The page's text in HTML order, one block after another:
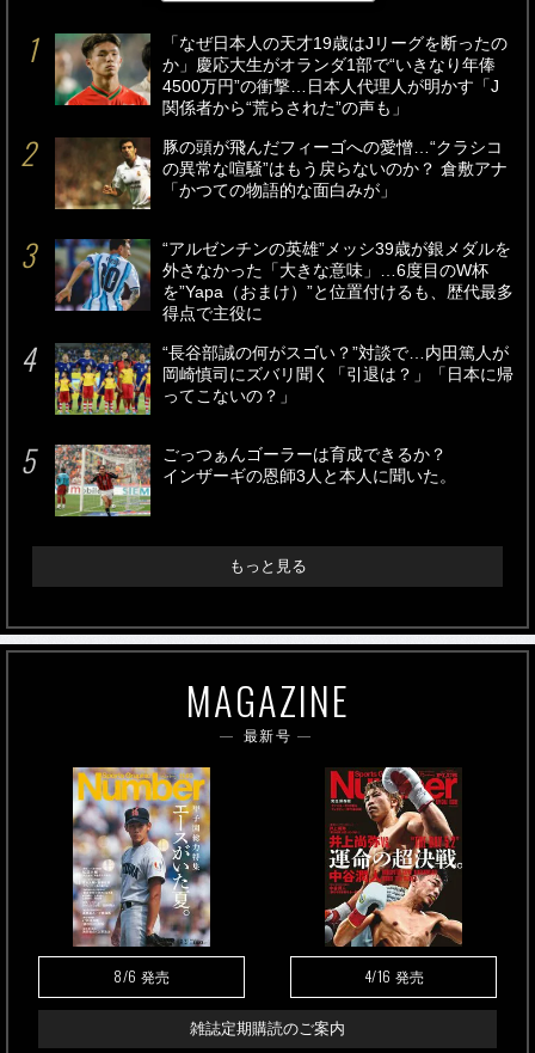
「なぜ日本人の天才19歳はJリーグを断ったの
か」慶応大生がオランダ1部で“いきなり年俸
4500万円”の衝撃…日本人代理人が明かす「J
関係者から“荒らされた”の声も」
豚の頭が飛んだフィーゴへの愛憎…“クラシコ
の異常な喧騒”はもう戻らないのか？ 倉敷アナ
「かつての物語的な面白みが」
“アルゼンチンの英雄”メッシ39歳が銀メダルを
外さなかった「大きな意味」…6度目のW杯
を”Yapa（おまけ）”と位置付けるも、歴代最多
得点で主役に
“長谷部誠の何がスゴい？”対談で…内田篤人が
岡崎慎司にズバリ聞く「引退は？」「日本に帰
ってこないの？」
ごっつぁんゴーラーは育成できるか？
インザーギの恩師3人と本人に聞いた。
もっと見る
MAGAZINE
最新号
8/6 発売 4/16 発売
雑誌定期購読のご案内